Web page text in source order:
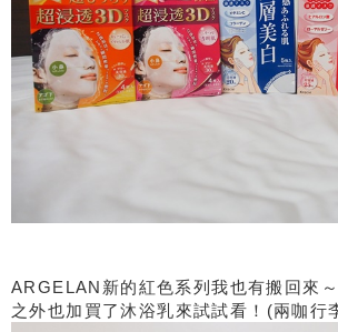
ARGELAN新的紅色系列我也有搬回來
之外也加買了沐浴乳來試試看！(兩咖行